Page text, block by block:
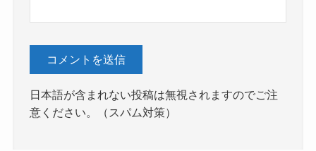
日本語が含まれない投稿は無視されますのでご注
意ください。（スパム対策）